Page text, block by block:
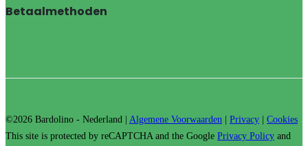
Betaalmethoden
©2026 Bardolino - Nederland | Algemene Voorwaarden | Privacy | Cookies
This site is protected by reCAPTCHA and the Google Privacy Policy and